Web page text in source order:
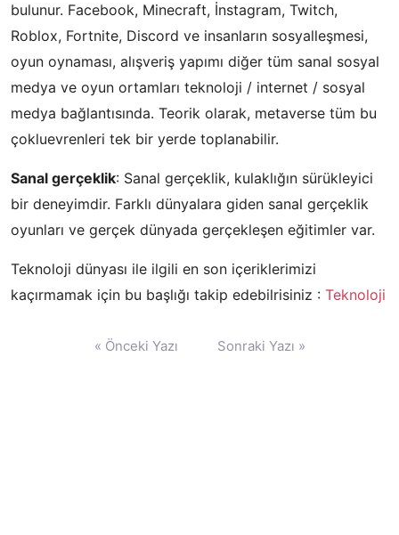
bulunur. Facebook, Minecraft, İnstagram, Twitch,
Roblox, Fortnite, Discord ve insanların sosyalleşmesi,
oyun oynaması, alışveriş yapımı diğer tüm sanal sosyal
medya ve oyun ortamları teknoloji / internet / sosyal
medya bağlantısında. Teorik olarak, metaverse tüm bu
çokluevrenleri tek bir yerde toplanabilir.
Sanal gerçeklik: Sanal gerçeklik, kulaklığın sürükleyici
bir deneyimdir. Farklı dünyalara giden sanal gerçeklik
oyunları ve gerçek dünyada gerçekleşen eğitimler var.
Teknoloji dünyası ile ilgili en son içeriklerimizi
kaçırmamak için bu başlığı takip edebilrisiniz : Teknoloji
« Önceki Yazı Sonraki Yazı »